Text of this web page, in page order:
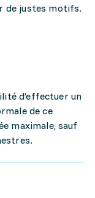
de justes motifs.
d’effectuer un
de ce
maximale, sauf